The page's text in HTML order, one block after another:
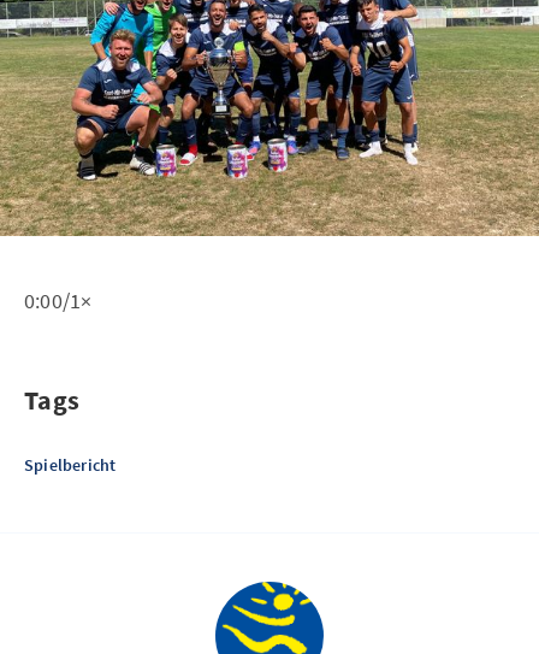
0:00/1×
Tags
Spielbericht